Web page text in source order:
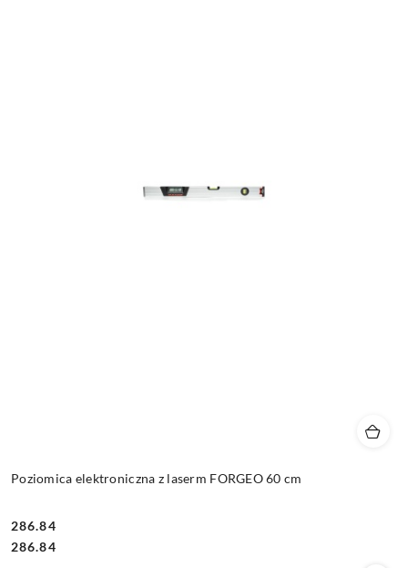
Poziomica elektroniczna z laserm FORGEO 60 cm
Cena:
286.84
Cena:
286.84